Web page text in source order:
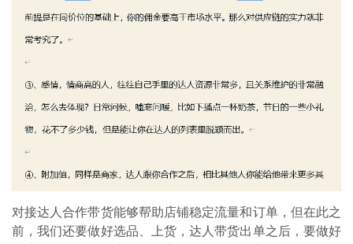
对接达人合作带货能够帮助店铺稳定流量和订单，但在此之
前，我们还要做好选品、上货，达人带货出单之后，要做好